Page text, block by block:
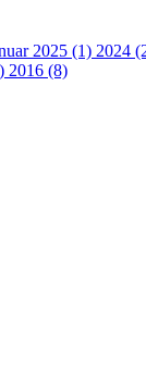
2025 (1) 2024
2016 (8)